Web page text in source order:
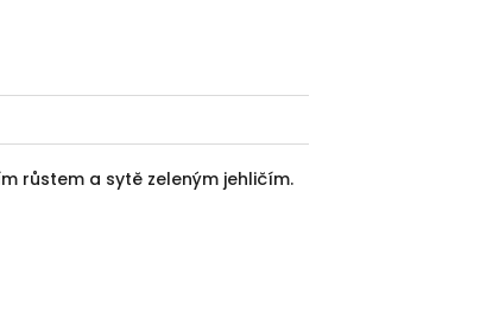
růstem a sytě zeleným jehličím.